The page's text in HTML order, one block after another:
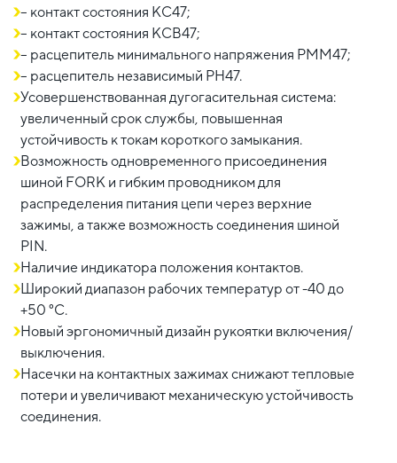
– контакт состояния КС47;
– контакт состояния КСВ47;
– расцепитель минимального напряжения РММ47;
– расцепитель независимый РН47.
Усовершенствованная дугогасительная система:
увеличенный срок службы, повышенная
устойчивость к токам короткого замыкания.
Возможность одновременного присоединения
шиной FORK и гибким проводником для
распределения питания цепи через верхние
зажимы, а также возможность соединения шиной
PIN.
Наличие индикатора положения контактов.
Широкий диапазон рабочих температур от -40 до
+50 °С.
Новый эргономичный дизайн рукоятки включения/
выключения.
Насечки на контактных зажимах снижают тепловые
потери и увеличивают механическую устойчивость
соединения.